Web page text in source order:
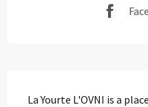
La Yourte L'OVNI is a